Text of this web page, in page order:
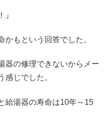
』
もという回答でした。
器の修理できないからメー
感じでした。
給湯器の寿命は10年～15